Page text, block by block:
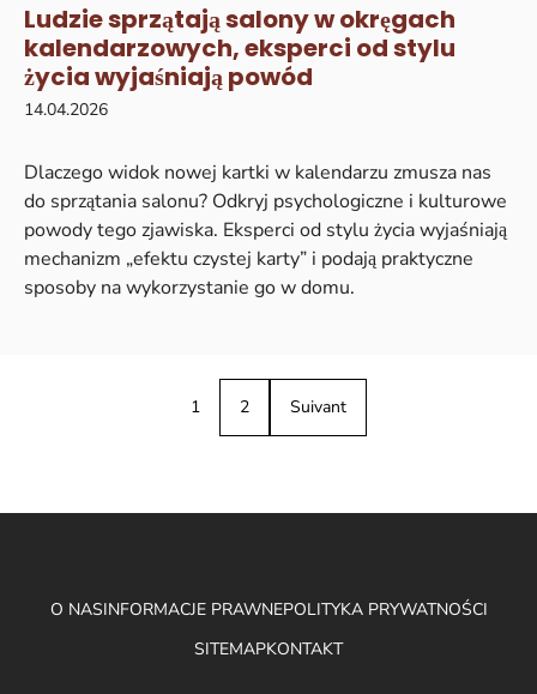
Ludzie sprzątają salony w okręgach
kalendarzowych, eksperci od stylu
życia wyjaśniają powód
14.04.2026
Dlaczego widok nowej kartki w kalendarzu zmusza nas
do sprzątania salonu? Odkryj psychologiczne i kulturowe
powody tego zjawiska. Eksperci od stylu życia wyjaśniają
mechanizm „efektu czystej karty” i podają praktyczne
sposoby na wykorzystanie go w domu.
1 2 Suivant
O NASINFORMACJE PRAWNEPOLITYKA PRYWATNOŚCI
SITEMAPKONTAKT